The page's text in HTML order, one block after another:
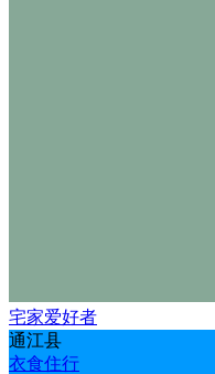
宅家爱好者
通江县
衣食住行